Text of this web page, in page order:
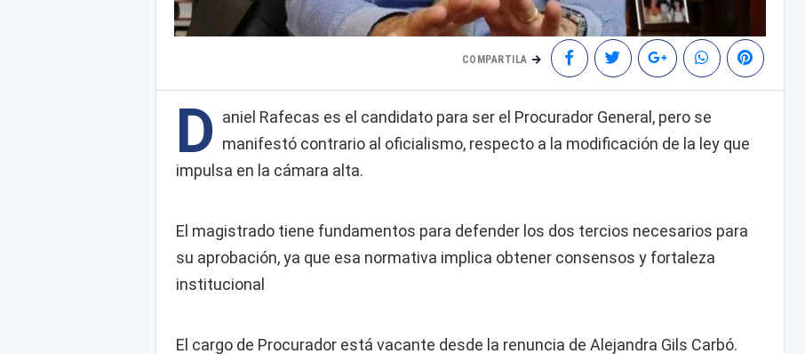
COMPARTILA
D aniel Rafecas es el candidato para ser el Procurador General, pero se
manifestó contrario al oficialismo, respecto a la modificación de la ley que
impulsa en la cámara alta.
El magistrado tiene fundamentos para defender los dos tercios necesarios para
su aprobación, ya que esa normativa implica obtener consensos y fortaleza
institucional
El cargo de Procurador está vacante desde la renuncia de Alejandra Gils Carbó.